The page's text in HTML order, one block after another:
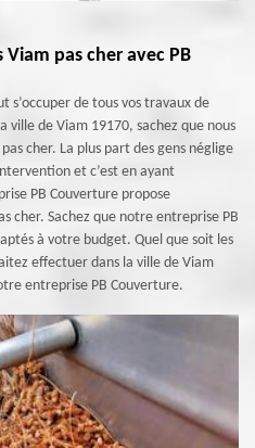
pas cher avec PB
s’occuper de tous vos travaux de
de Viam 19170, sachez que nous
cher. La plus part des gens néglige
et c’est en ayant
PB Couverture propose
cher. Sachez que notre entreprise PB
à votre budget. Quel que soit les
effectuer dans la ville de Viam
entreprise PB Couverture.